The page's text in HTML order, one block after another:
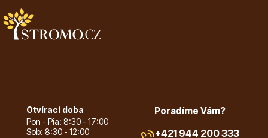
Otvírací doba
Pon - Pia: 8:30 - 17:00
Sob: 8:30 - 12:00
Poradíme Vám?
+421 944 200 333